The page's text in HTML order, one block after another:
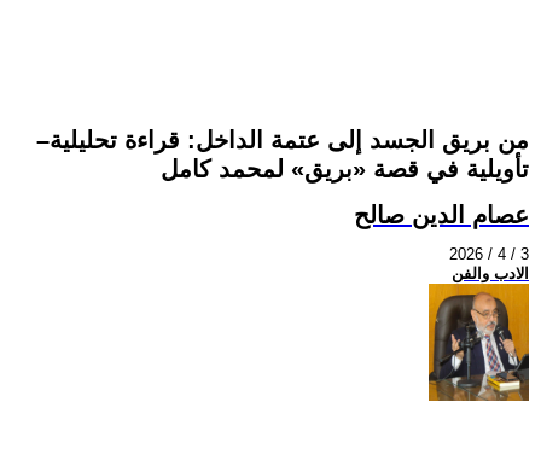
من بريق الجسد إلى عتمة الداخل: قراءة تحليلية–
تأويلية في قصة «بريق» لمحمد كامل
عصام الدين صالح
2026 / 4 / 3
الادب والفن